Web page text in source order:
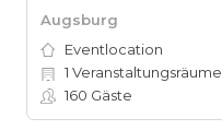
Augsburg
Eventlocation
1 Veranstaltungsräume
160 Gäste